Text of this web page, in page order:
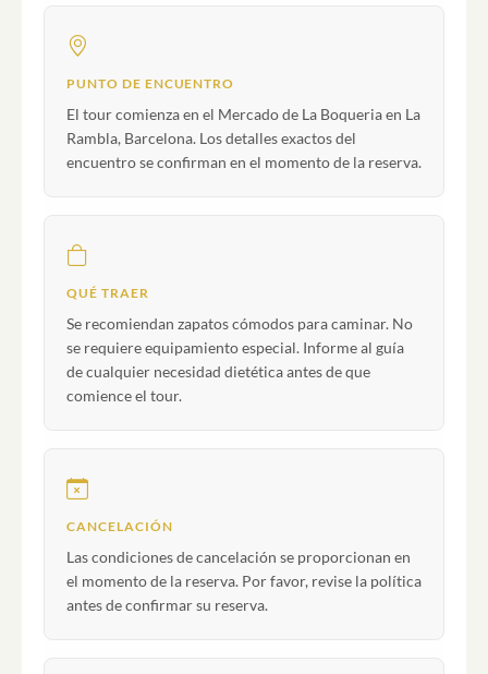
PUNTO DE ENCUENTRO
El tour comienza en el Mercado de La Boqueria en La
Rambla, Barcelona. Los detalles exactos del
encuentro se confirman en el momento de la reserva.
QUÉ TRAER
Se recomiendan zapatos cómodos para caminar. No
se requiere equipamiento especial. Informe al guía
de cualquier necesidad dietética antes de que
comience el tour.
CANCELACIÓN
Las condiciones de cancelación se proporcionan en
el momento de la reserva. Por favor, revise la política
antes de confirmar su reserva.